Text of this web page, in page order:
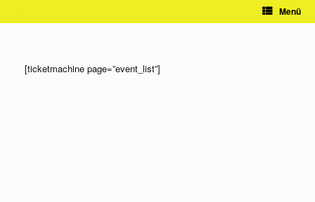
Menü
[ticketmachine page=”event_list”]